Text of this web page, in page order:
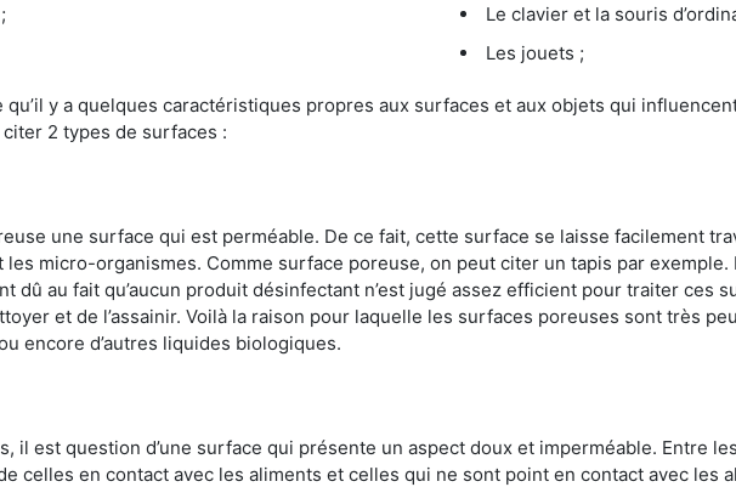
Le clavier et la souris
Les jouets ;
y a quelques caractéristiques propres aux surfaces et aux objets qui
2 types de surfaces :
une surface qui est perméable. De ce fait, cette surface se laisse facilement
micro-organismes. Comme surface poreuse, on peut citer un tapis par
dû au fait qu’aucun produit désinfectant n’est jugé assez efficient pour traiter ces
et de l’assainir. Voilà la raison pour laquelle les surfaces poreuses sont très
encore d’autres liquides biologiques.
il est question d’une surface qui présente un aspect doux et imperméable. Entre
celles en contact avec les aliments et celles qui ne sont point en contact avec les